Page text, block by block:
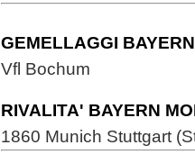
GEMELLAGGI
Vfl Bochum
RIVALITA' BAYERN
1860 Munich Stuttgart